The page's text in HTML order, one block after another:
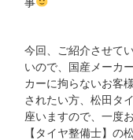
今回、ご紹介させて
いので、国産メーカ
カーに拘らないお客
されたい方、松田タ
座いますので、一度
【タイヤ整備士】の